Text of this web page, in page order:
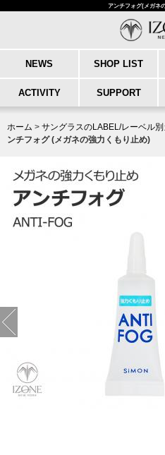
アンチフォグ(メガネ
NEWS SHOP LIST
ACTIVITY SUPPORT
ホーム > サングラスのLABEL/レーベル
ンチフォグ (メガネの強力くもり止め)